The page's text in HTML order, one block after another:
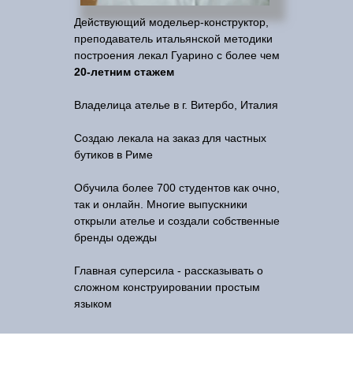
Действующий модельер-конструктор,
преподаватель итальянской методики
построения лекал Гуарино с более чем
20-летним стажем
Владелица ателье в г. Витербо, Италия
Создаю лекала на заказ для частных
бутиков в Риме
Обучила более 700 студентов как очно,
так и онлайн. Многие выпускники
открыли ателье и создали собственные
бренды одежды
Главная суперсила - рассказывать о
сложном конструировании простым
языком